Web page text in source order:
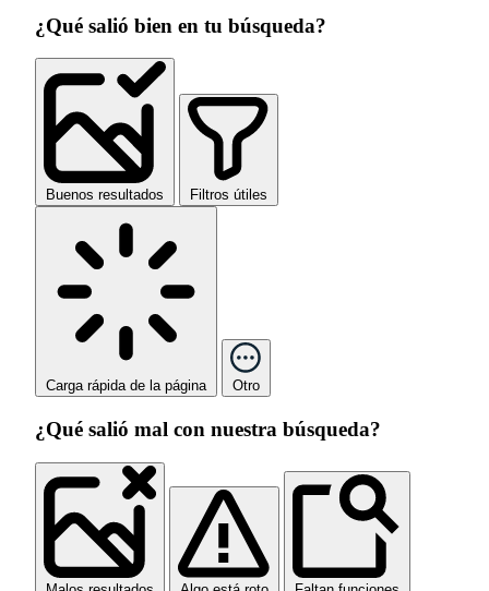
¿Qué salió bien en tu búsqueda?
Buenos resultados Filtros útiles
Carga rápida de la página Otro
¿Qué salió mal con nuestra búsqueda?